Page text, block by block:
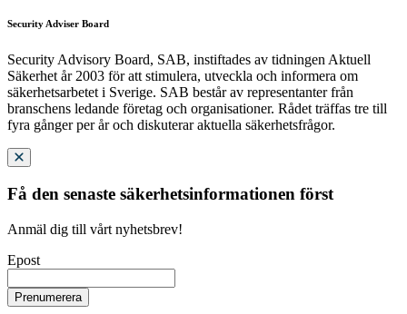
Security Adviser Board
Security Advisory Board, SAB, instiftades av tidningen Aktuell
Säkerhet år 2003 för att stimulera, utveckla och informera om
säkerhetsarbetet i Sverige. SAB består av representanter från
branschens ledande företag och organisationer. Rådet träffas tre till
fyra gånger per år och diskuterar aktuella säkerhetsfrågor.
Få den senaste säkerhetsinformationen först
Anmäl dig till vårt nyhetsbrev!
Epost
Prenumerera